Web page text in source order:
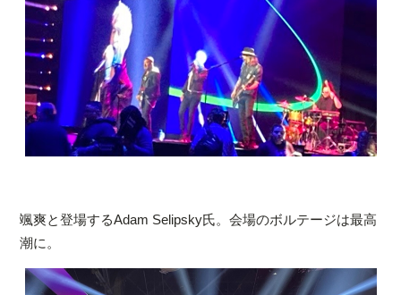
颯爽と登場するAdam Selipsky氏。会場のボルテージは最高
潮に。